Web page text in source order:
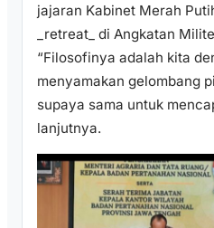
jajaran Kabinet Merah
_retreat_ di Angkatan
“Filosofinya adalah kita
menyamakan gelombang
supaya sama untuk
lanjutnya.